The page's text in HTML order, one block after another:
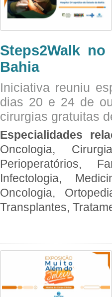
Steps2Walk
Bahia
Iniciativa reuniu
dias 20 e 24 de
cirurgias gratuitas
Especialidades
Oncologia,
Perioperatórios,
Infectologia,
Oncologia,
Transplantes,